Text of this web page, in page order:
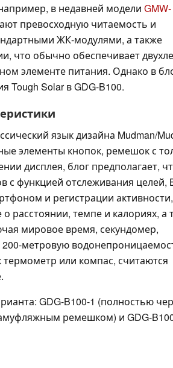
в недавней модели GMW-
превосходную читаемость и
ЖК-модулями, а также
что обычно обеспечивает
элементе питания. Однако в
Tough Solar в GDG-B100.
язык дизайна Mudman/
элементы кнопок, ремешок с
дисплея, блог предполагает,
с функцией отслеживания целей,
и регистрации
расстоянии, темпе и калориях, а
мировое время, секундомер,
метровую
или компас, считаются
GDG-B100-1 (полностью
ремешком) и GDG-